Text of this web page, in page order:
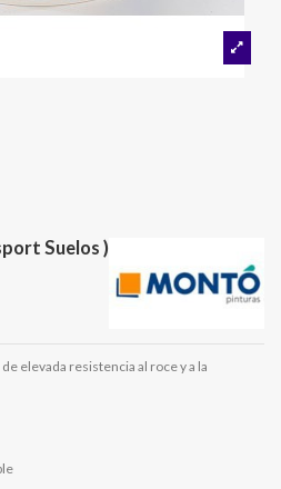
Suelos )
elevada resistencia al roce y a la